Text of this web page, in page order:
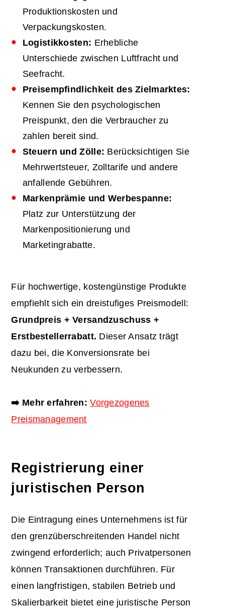
Produktionskosten und
Verpackungskosten.
Logistikkosten: Erhebliche
Unterschiede zwischen Luftfracht und
Seefracht.
Preisempfindlichkeit des Zielmarktes:
Kennen Sie den psychologischen
Preispunkt, den die Verbraucher zu
zahlen bereit sind.
Steuern und Zölle: Berücksichtigen Sie
Mehrwertsteuer, Zolltarife und andere
anfallende Gebühren.
Markenprämie und Werbespanne:
Platz zur Unterstützung der
Markenpositionierung und
Marketingrabatte.
Für hochwertige, kostengünstige Produkte
empfiehlt sich ein dreistufiges Preismodell:
Grundpreis + Versandzuschuss +
Erstbestellerrabatt. Dieser Ansatz trägt
dazu bei, die Konversionsrate bei
Neukunden zu verbessern.
➡️ Mehr erfahren: Vorgezogenes
Preismanagement
Registrierung einer
juristischen Person
Die Eintragung eines Unternehmens ist für
den grenzüberschreitenden Handel nicht
zwingend erforderlich; auch Privatpersonen
können Transaktionen durchführen. Für
einen langfristigen, stabilen Betrieb und
Skalierbarkeit bietet eine juristische Person